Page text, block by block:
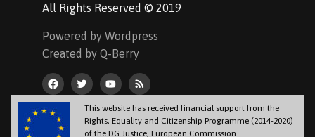
All Rights Reserved © 2019
Powered by Wordpress
Created by Q-Berry
This website has received financial support from the
Rights, Equality and Citizenship Programme (2014-2020)
of the DG Justice, European Commission.